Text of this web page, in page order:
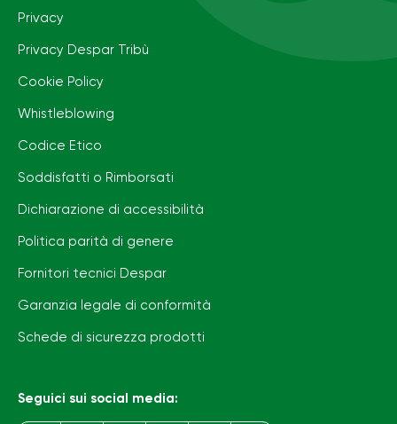
Privacy
Privacy Despar Tribù
Cookie Policy
Whistleblowing
Codice Etico
Soddisfatti o Rimborsati
Dichiarazione di accessibilità
Politica parità di genere
Fornitori tecnici Despar
Garanzia legale di conformità
Schede di sicurezza prodotti
Seguici sui social media: